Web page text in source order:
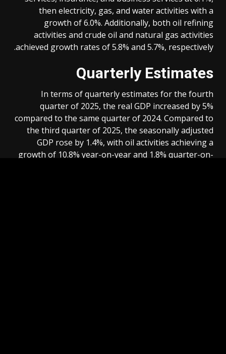
then electricity, gas, and water activities with a
growth of 6.0%. Additionally, both oil refining
activities and crude oil and natural gas activities
achieved growth rates of 5.8% and 5.7%, respectively.
Quarterly Estimates
In terms of quarterly estimates for the fourth
quarter of 2025, the real GDP increased by 5%
compared to the same quarter of 2024. Compared to
the third quarter of 2025, the seasonally adjusted
GDP rose by 1.4%, with oil activities achieving a
growth of 10.8% year-on-year and 1.8% quarter-on-